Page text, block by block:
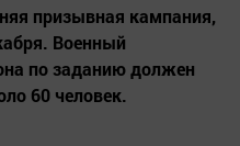
призывная кампания,
Военный
по заданию должен
60 человек.